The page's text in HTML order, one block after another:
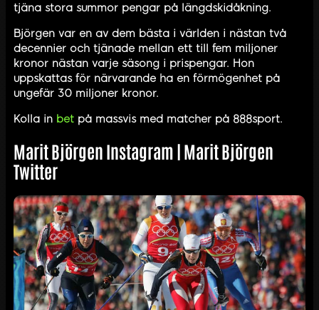
tjäna stora summor pengar på längdskidåkning.
Björgen var en av dem bästa i världen i nästan två
decennier och tjänade mellan ett till fem miljoner
kronor nästan varje säsong i prispengar. Hon
uppskattas för närvarande ha en förmögenhet på
ungefär 30 miljoner kronor.
Kolla in bet på massvis med matcher på 888sport.
Marit Björgen Instagram | Marit Björgen
Twitter